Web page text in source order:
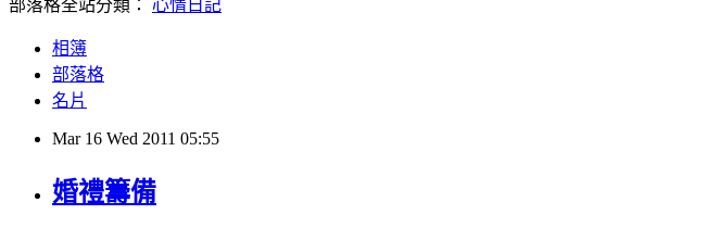
部落格全站分類： 心情日記
相簿
部落格
名片
Mar 16 Wed 2011 05:55
婚禮籌備